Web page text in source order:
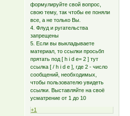
формулируйте свой вопрос,
свою тему, так чтобы ее поняли
все, а не только Вы.
4. Флуд и ругательства
запрещены
5. Если вы выкладываете
материал, то ссылки просьбп
прятать под [ h i d e= 2 ] тут
ссылка [ / h i d e ], где 2 - число
сообщений, необходимых,
чтобы пользователю увидеть
ссылки. Выставляйте на своё
усматрение от 1 до 10
+1